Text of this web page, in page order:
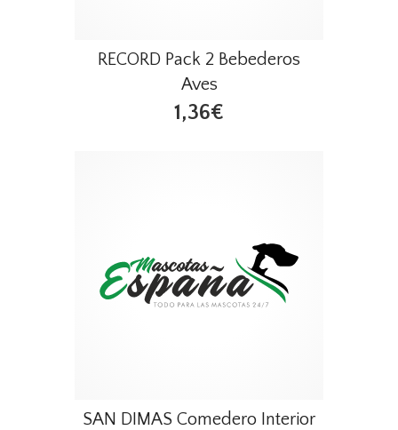
RECORD Pack 2 Bebederos
Aves
1,36€
SAN DIMAS Comedero Interior